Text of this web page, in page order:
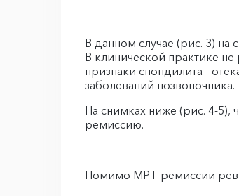
В данном случае (рис. 3) на
В клинической практике
признаки спондилита -
заболеваний позвоночника.
На снимках ниже (рис. 4-
ремиссию.
Помимо МРТ-ремиссии